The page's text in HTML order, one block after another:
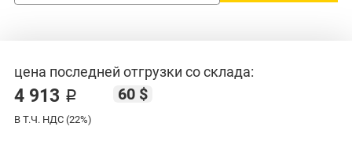
цена последней отгрузки со склада:
4 913 ₽ 60 $
В Т.Ч. НДС (22%)